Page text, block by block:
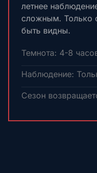
летнее
сложным. Только
быть видны.
Темнота: 4-8
Наблюдение:
Сезон